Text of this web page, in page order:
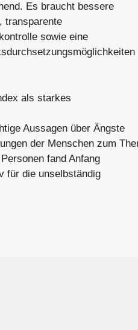
Es braucht bessere
transparente
sowie eine
als starkes
Aussagen über Ängste
der Menschen zum
fand Anfang
für die unselbständig